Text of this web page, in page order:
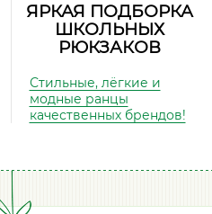
ЯРКАЯ ПОДБОРКА
ШКОЛЬНЫХ
РЮКЗАКОВ
Стильные, лёгкие и
модные ранцы
качественных брендов!